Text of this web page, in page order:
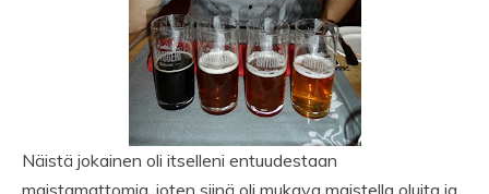
Näistä jokainen oli itselleni entuudestaan